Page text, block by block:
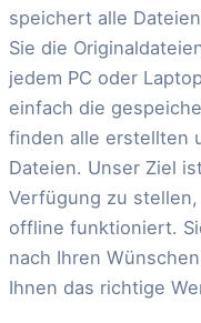
speichert alle
Sie die
jedem PC oder
einfach die
finden alle erstellten
Dateien. Unser Ziel
Verfügung zu
offline funktioniert.
nach Ihren
Ihnen das richtige